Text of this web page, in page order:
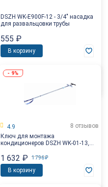
DSZH WK-E900F-12 - 3/4" насадка
для развальцовки трубы
555 ₽
В корзину
- 9%
8 отзывов
4.9
Ключ для монтажа
кондиционеров DSZH WK-01-13,
1 796₽
1 632 ₽
В корзину